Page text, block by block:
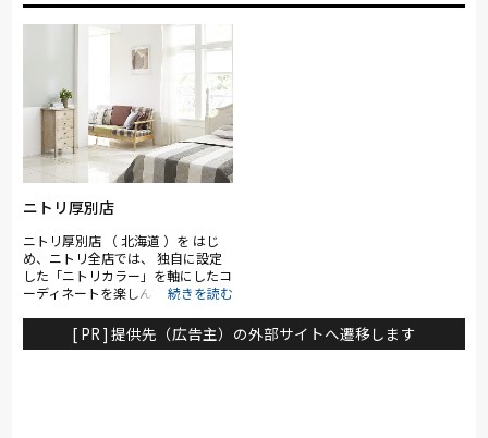
ニトリ厚別店
ニトリ厚別店 （ 北海道 ）を はじ
め、ニトリ全店では、 独自に設定
した「ニトリカラー」を軸にしたコ
ーディネートを楽しんでいただける
り揃えて います。 家具はお客様が
イメージしやすいように、リビング
[ PR ] 提供先（広告主）の外部サイトへ遷移します